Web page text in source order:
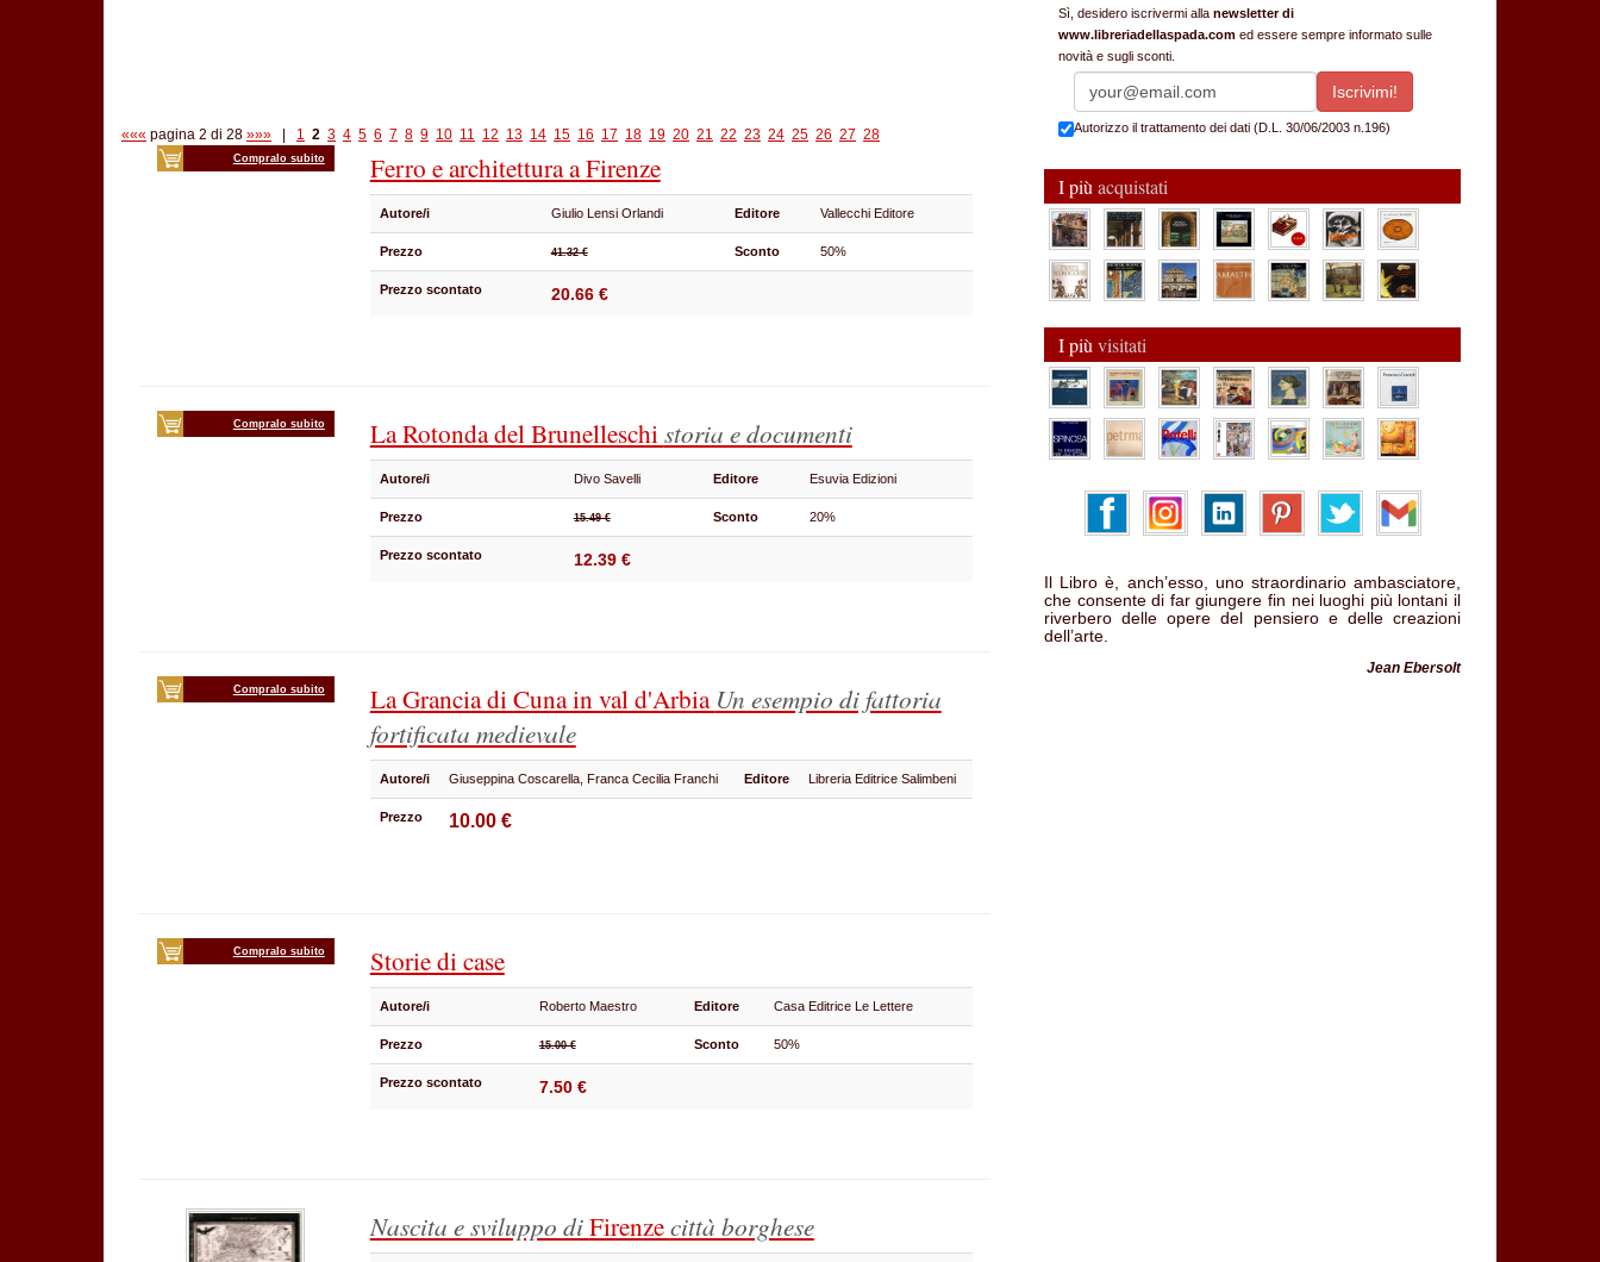
««« pagina 2 di 28 »»» 1 2 3 4 5 6 7 8 9 10 11 12 13 14 15 16 17 18 19 20 21 22 23 24 25 26 27 28
Compralo subito Ferro e architettura a Firenze
Autore/i Giulio Lensi Orlandi Editore Vallecchi Editore
Prezzo 41.32 € Sconto 50%
Prezzo scontato 20.66 €
Compralo subito La Rotonda del Brunelleschistoria e documenti
Autore/i Divo Savelli Editore Esuvia Edizioni
Prezzo 15.49 € Sconto 20%
Prezzo scontato 12.39 €
Compralo subito La Grancia di Cuna in val d'Arbia Un esempio di fattoria
fortificata medievale
Autore/i Giuseppina Coscarella, Franca Cecilia Franchi Editore Libreria Editrice Salimbeni
Prezzo 10.00 €
Compralo subito Storie di case
Autore/i Roberto Maestro Editore Casa Editrice Le Lettere
Prezzo 15.00 € Sconto 50%
Prezzo scontato 7.50 €
Nascita e sviluppo diFirenzecittà borghese
Sì, desidero iscrivermi alla newsletter di
www.libreriadellaspada.com ed essere sempre informato sulle
novità e sugli sconti.
Autorizzo il trattamento dei dati (D.L. 30/06/2003 n.196)
I più acquistati
I più visitati
Il Libro è, anch’esso, uno straordinario ambasciatore,
che consente di far giungere fin nei luoghi più lontani il
riverbero delle opere del pensiero e delle creazioni
dell’arte.
Jean Ebersolt